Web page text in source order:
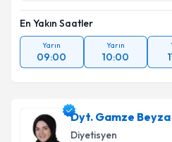
En Yakın Saatler
Yarın
09:00
Yarın
10:00
Dyt. Gamze
Diyetisyen